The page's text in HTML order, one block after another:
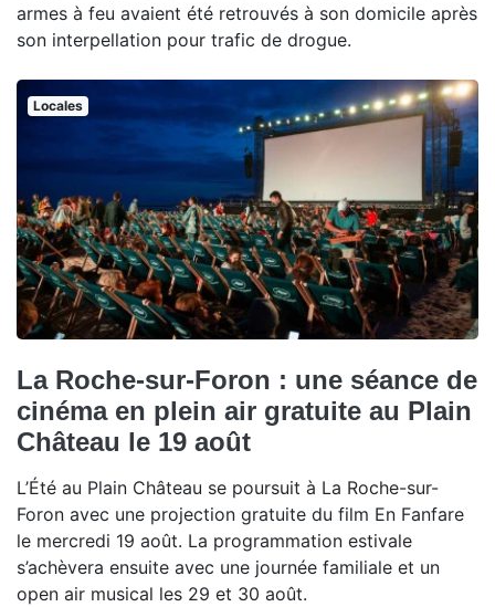
armes à feu avaient été retrouvés à son domicile après
son interpellation pour trafic de drogue.
Locales
La Roche-sur-Foron : une séance de
cinéma en plein air gratuite au Plain
Château le 19 août
L’Été au Plain Château se poursuit à La Roche-sur-
Foron avec une projection gratuite du film En Fanfare
le mercredi 19 août. La programmation estivale
s’achèvera ensuite avec une journée familiale et un
open air musical les 29 et 30 août.